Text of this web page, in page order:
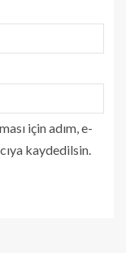
için adım, e-
kaydedilsin.